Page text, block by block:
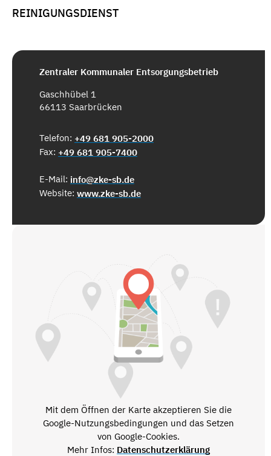
REINIGUNGSDIENST
Zentraler Kommunaler Entsorgungsbetrieb
Gaschhübel 1
66113 Saarbrücken
Telefon: +49 681 905-2000
Fax: +49 681 905-7400
E-Mail: info@zke-sb.de
Website: www.zke-sb.de
Mit dem Öffnen der Karte akzeptieren Sie die
Google-Nutzungsbedingungen und das Setzen
von Google-Cookies.
Mehr Infos: Datenschutzerklärung